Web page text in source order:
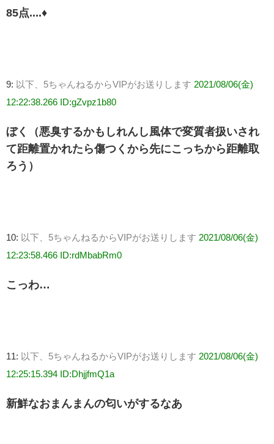
85点....♦
9: 以下、5ちゃんねるからVIPがお送りします 2021/08/06(金)
12:22:38.266 ID:gZvpz1b80
ぼく（悪臭するかもしれんし風体で変質者扱いされ
て距離置かれたら傷つくから先にこっちから距離取
ろう）
10: 以下、5ちゃんねるからVIPがお送りします 2021/08/06(金)
12:23:58.466 ID:rdMbabRm0
こっわ…
11: 以下、5ちゃんねるからVIPがお送りします 2021/08/06(金)
12:25:15.394 ID:DhjjfmQ1a
新鮮なおまんまんの匂いがするなあ